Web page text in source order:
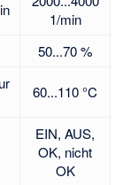
1/min
50...70 %
60...110 °C
EIN, AUS,
OK, nicht
OK